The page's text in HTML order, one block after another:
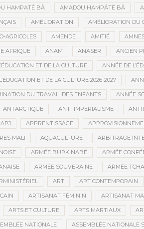
HAMPATÉ BÂ AMADOU HAMPÂTÉ BÂ
AMÉLIORATION AMÉLIORATION DU
AGRICOLES AMENDE AMITIÉ
AFRIQUE ANAM ANASER ANCIEN
ET DE LA CULTURE ANNÉE DE
ET DE LA CULTURE 2026-2027
DU TRAVAIL DES ENFANTS ANNÉE
ANTARCTIQUE ANTI-IMPÉRIALISME
APJ APPRENTISSAGE
MALI AQUACULTURE ARBITRAGE
ARMÉE BURKINABÉ ARMÉE
ARMÉE SOUVERAINE ARMÉE
ART ART CONTEMPORAIN
ARTISANAT FÉMININ ARTISANAT
ARTS ET CULTURE ARTS MARTIAUX
NATIONALE ASSEMBLÉE NATIONALE